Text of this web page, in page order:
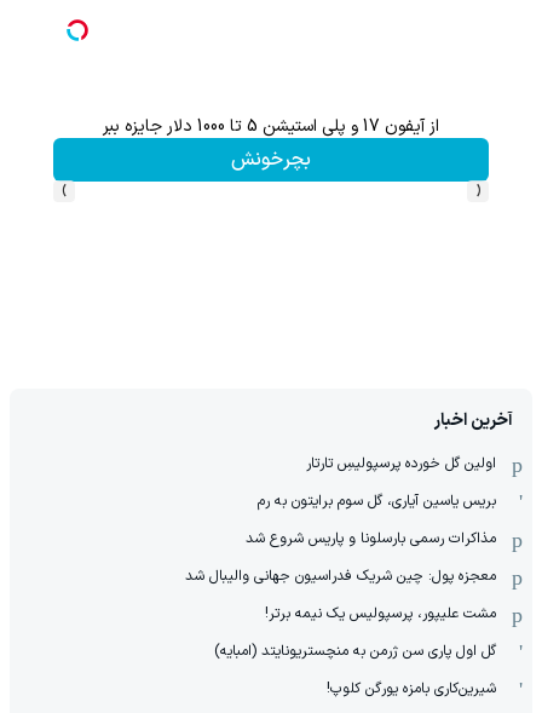
از آیفون 17 و پلی استیشن 5 تا 1000 دلار جایزه ببر
بچرخونش
‹
›
آخرین اخبار
اولین گل خورده پرسپولیسِ تارتار
بریس یاسین آیاری، گل سوم برایتون به رم
مذاکرات رسمی بارسلونا و پاریس شروع شد
معجزه پول: چین شریک فدراسیون جهانی والیبال شد
مشت علیپور، پرسپولیس یک نیمه برتر!
گل اول پاری سن ژرمن به منچستریونایتد (امبایه)
شیرین‌کاری بامزه یورگن کلوپ!